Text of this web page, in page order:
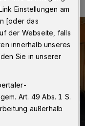
Einstellungen am
[oder das
der Webseite, falls
innerhalb unseres
Sie in unserer
Art. 49 Abs. 1 S.
außerhalb